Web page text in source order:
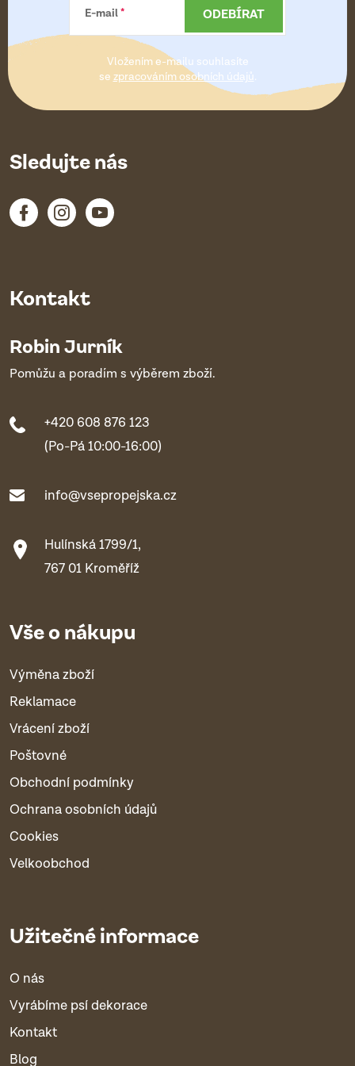
t
E-mail
Vložením e-mailu souhlasíte
se zpracováním osobních údajů.
ODEBÍRAT
Kontakt
Robin Jurník
Pomůžu a poradím s výběrem zboží.
+420 608 876 123
(Po-Pá 10:00-16:00)
info@vsepropejska.cz
Hulínská 1799/1,
767 01 Kroměříž
Vše o nákupu
Výměna zboží
Reklamace
Vrácení zboží
Poštovné
Obchodní podmínky
Ochrana osobních údajů
Cookies
Velkoobchod
Užitečné informace
O nás
Vyrábíme psí dekorace
Kontakt
Blog
Sledujte nás